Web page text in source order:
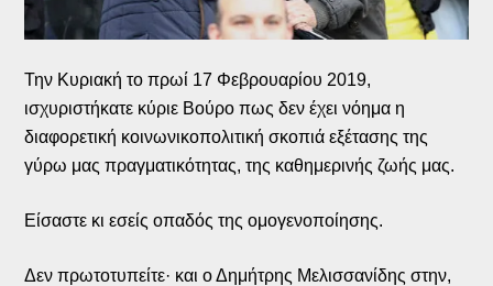
Την Κυριακή το πρωί 17 Φεβρουαρίου 2019,
ισχυριστήκατε κύριε Βούρο πως δεν έχει νόημα η
διαφορετική κοινωνικοπολιτική σκοπιά εξέτασης της
γύρω μας πραγματικότητας, της καθημερινής ζωής μας.
Είσαστε κι εσείς οπαδός της ομογενοποίησης.
Δεν πρωτοτυπείτε· και ο Δημήτρης Μελισσανίδης στην,